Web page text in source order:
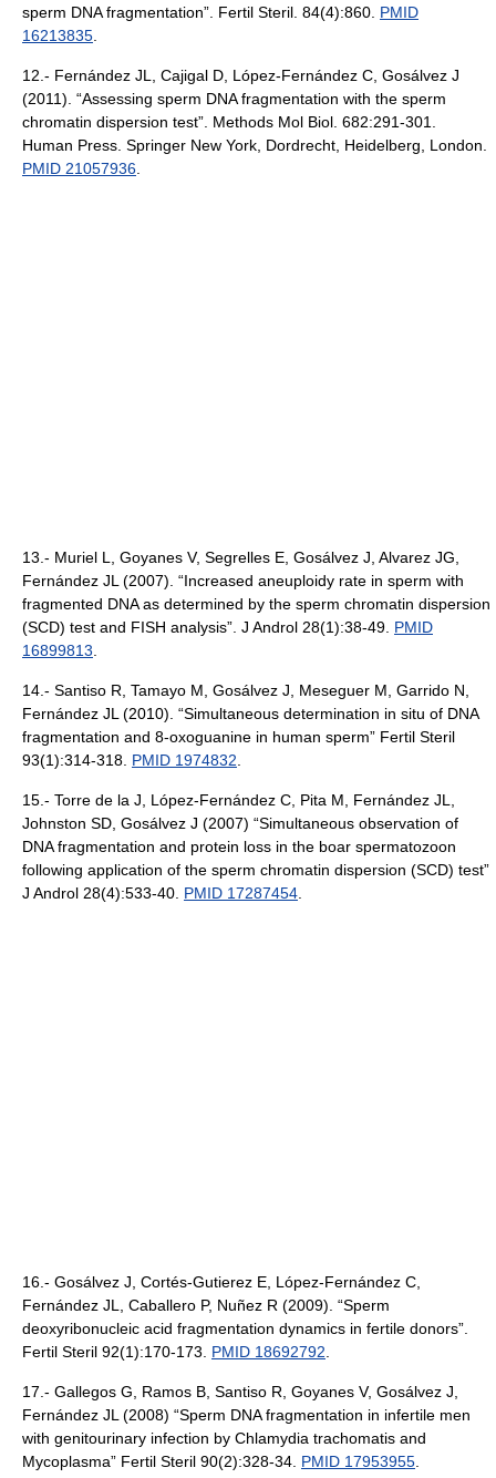
sperm DNA fragmentation”. Fertil Steril. 84(4):860. PMID
16213835.
12.- Fernández JL, Cajigal D, López-Fernández C, Gosálvez J
(2011). “Assessing sperm DNA fragmentation with the sperm
chromatin dispersion test”. Methods Mol Biol. 682:291-301.
Human Press. Springer New York, Dordrecht, Heidelberg, London.
PMID 21057936.
13.- Muriel L, Goyanes V, Segrelles E, Gosálvez J, Alvarez JG,
Fernández JL (2007). “Increased aneuploidy rate in sperm with
fragmented DNA as determined by the sperm chromatin dispersion
(SCD) test and FISH analysis”. J Androl 28(1):38-49. PMID
16899813.
14.- Santiso R, Tamayo M, Gosálvez J, Meseguer M, Garrido N,
Fernández JL (2010). “Simultaneous determination in situ of DNA
fragmentation and 8-oxoguanine in human sperm” Fertil Steril
93(1):314-318. PMID 1974832.
15.- Torre de la J, López-Fernández C, Pita M, Fernández JL,
Johnston SD, Gosálvez J (2007) “Simultaneous observation of
DNA fragmentation and protein loss in the boar spermatozoon
following application of the sperm chromatin dispersion (SCD) test”
J Androl 28(4):533-40. PMID 17287454.
16.- Gosálvez J, Cortés-Gutierez E, López-Fernández C,
Fernández JL, Caballero P, Nuñez R (2009). “Sperm
deoxyribonucleic acid fragmentation dynamics in fertile donors”.
Fertil Steril 92(1):170-173. PMID 18692792.
17.- Gallegos G, Ramos B, Santiso R, Goyanes V, Gosálvez J,
Fernández JL (2008) “Sperm DNA fragmentation in infertile men
with genitourinary infection by Chlamydia trachomatis and
Mycoplasma” Fertil Steril 90(2):328-34. PMID 17953955.